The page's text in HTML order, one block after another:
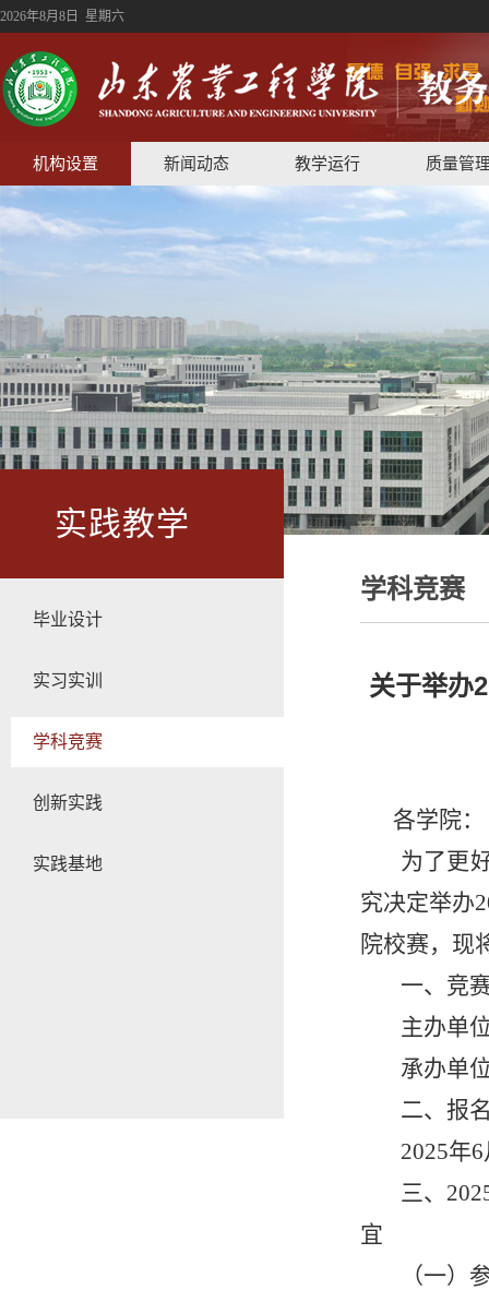
2026年8月8日 星期六
机构设置 新闻动态 教学运行 质量管
实践教学
毕业设计
实习实训
学科竞赛
创新实践
实践基地
学科竞赛
关于举办
各学院：
为了更
究决定举办
院校赛，现
一、竞
主办单
承办单
二、报
2025年
三、202
宜
（一）